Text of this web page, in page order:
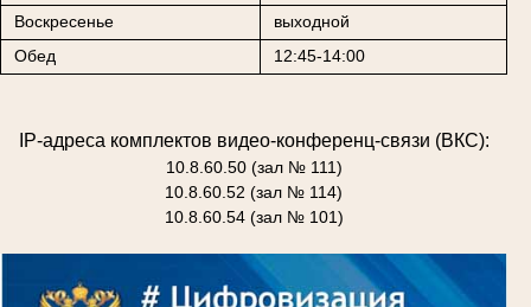
Воскресенье
выходной
Обед
12:45-14:00
IP-адреса комплектов видео-конференц-связи (ВКС):
10.8.60.50 (зал № 111)
10.8.60.52 (зал № 114)
10.8.60.54 (зал № 101)